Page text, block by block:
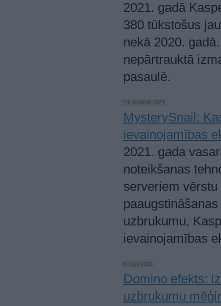
2021. gadā
380 tūkstošus
nekā 2020.
nepārtrauktā
pasaulē.
14. oktobris 2021
MysterySnail:
ievainojamības
2021. gada
noteikšanas
serveriem
uzbrukumu,
ievainojamības
6. jūlijs 2021
Domino efekts:
uzbrukumu